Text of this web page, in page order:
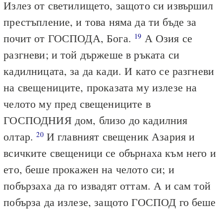
Излез от светилището, защото си извършил
престъпление, и това няма да ти бъде за
почит от ГОСПОДА, Бога. 19 А Озия се
разгневи; и той държеше в ръката си
кадилницата, за да кади. И като се разгневи
на свещениците, проказата му излезе на
челото му пред свещениците в
ГОСПОДНИЯ дом, близо до кадилния
олтар.20И главният свещеник Азария и
всичките свещеници се обърнаха към него и
ето, беше прокажен на челото си; и
побързаха да го извадят оттам. А и сам той
побърза да излезе, защото ГОСПОД го беше